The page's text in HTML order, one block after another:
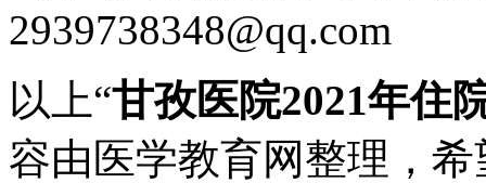
2939738348@qq.com
以上“甘孜医院2021年住
容由医学教育网整理，